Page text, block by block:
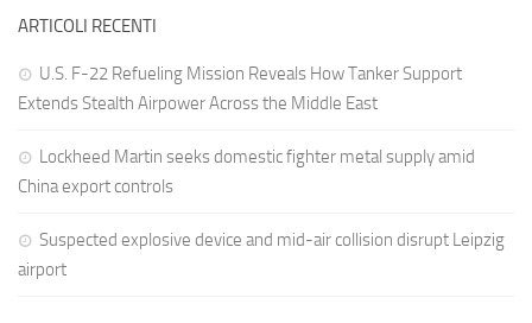
ARTICOLI RECENTI
U.S. F-22 Refueling Mission Reveals How Tanker Support
Extends Stealth Airpower Across the Middle East
Lockheed Martin seeks domestic fighter metal supply amid
China export controls
Suspected explosive device and mid-air collision disrupt Leipzig
airport